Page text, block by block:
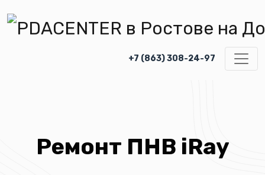
+7 (863) 308-24-97
Ремонт ПНВ iRay